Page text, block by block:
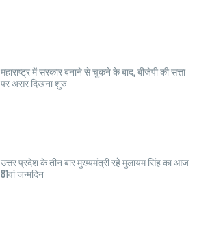
महाराष्ट्र में सरकार बनाने से चुकने के बाद, बीजेपी की सत्ता
पर असर दिखना शुरु
उत्तर प्रदेश के तीन बार मुख्यमंत्री रहे मुलायम सिंह का आज
81वां जन्मदिन